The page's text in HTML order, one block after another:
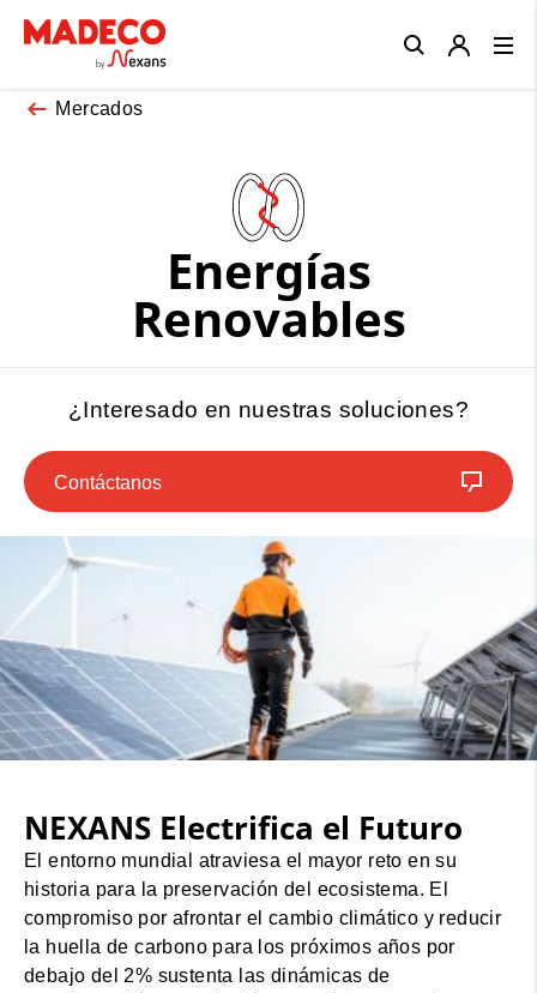
Mercados
Energías
Renovables
¿Interesado en nuestras soluciones?
Contáctanos
NEXANS Electrifica el Futuro
El entorno mundial atraviesa el mayor reto en su
historia para la preservación del ecosistema. El
compromiso por afrontar el cambio climático y reducir
la huella de carbono para los próximos años por
debajo del 2% sustenta las dinámicas de
Close